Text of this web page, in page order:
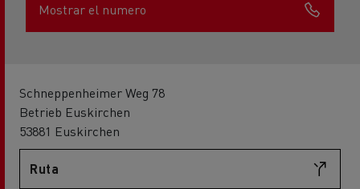
Mostrar el numero
Schneppenheimer Weg 78
Betrieb Euskirchen
53881 Euskirchen
Ruta